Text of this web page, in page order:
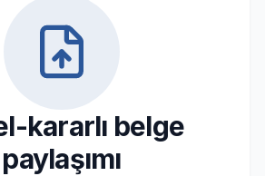
kararlı belge
paylaşımı